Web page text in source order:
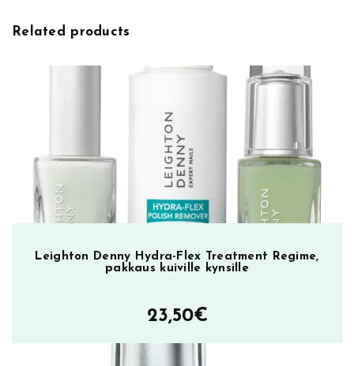
Related products
Leighton Denny Hydra-Flex Treatment Regime,
pakkaus kuiville kynsille
23,50€